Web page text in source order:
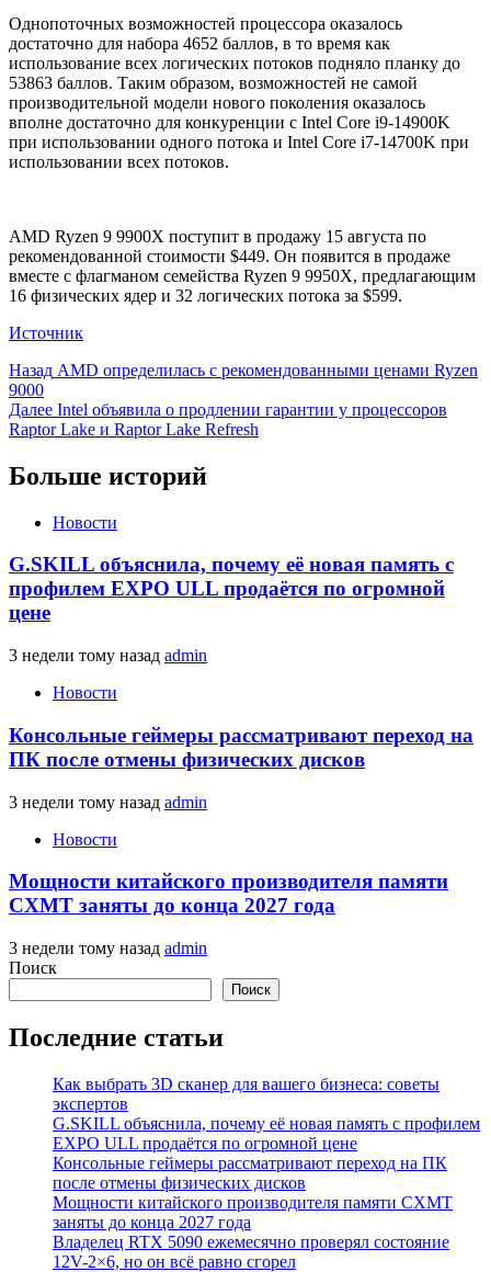
Однопоточных возможностей процессора оказалось
достаточно для набора 4652 баллов, в то время как
использование всех логических потоков подняло планку до
53863 баллов. Таким образом, возможностей не самой
производительной модели нового поколения оказалось
вполне достаточно для конкуренции с Intel Core i9-14900K
при использовании одного потока и Intel Core i7-14700K при
использовании всех потоков.
AMD Ryzen 9 9900X поступит в продажу 15 августа по
рекомендованной стоимости $449. Он появится в продаже
вместе с флагманом семейства Ryzen 9 9950X, предлагающим
16 физических ядер и 32 логических потока за $599.
Источник
Продолжить
чтение
Назад AMD определилась с рекомендованными ценами Ryzen
9000
Далее Intel объявила о продлении гарантии у процессоров
Raptor Lake и Raptor Lake Refresh
Больше историй
Новости
G.SKILL объяснила, почему её новая память с
профилем EXPO ULL продаётся по огромной
цене
3 недели тому назад admin
Новости
Консольные геймеры рассматривают переход на
ПК после отмены физических дисков
3 недели тому назад admin
Новости
Мощности китайского производителя памяти
CXMT заняты до конца 2027 года
3 недели тому назад admin
Поиск
Поиск
Последние статьи
Как выбрать 3D сканер для вашего бизнеса: советы
экспертов
G.SKILL объяснила, почему её новая память с профилем
EXPO ULL продаётся по огромной цене
Консольные геймеры рассматривают переход на ПК
после отмены физических дисков
Мощности китайского производителя памяти CXMT
заняты до конца 2027 года
Владелец RTX 5090 ежемесячно проверял состояние
12V-2×6, но он всё равно сгорел